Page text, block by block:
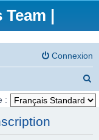
|
Connexion
e
h
: